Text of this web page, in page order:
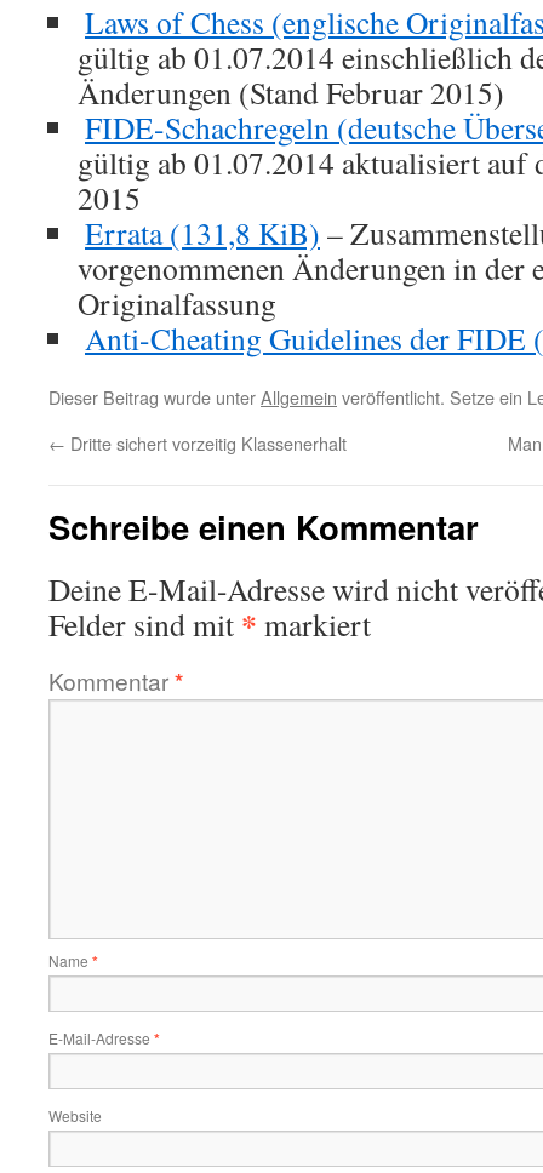
Laws of Chess (englische
gültig ab 01.07.2014 einschließlich
Änderungen (Stand Februar 2015)
FIDE-Schachregeln (deutsche
gültig ab 01.07.2014 aktualisiert auf
2015
Errata(131,8 KiB) –
vorgenommenen Änderungen in der
Originalfassung
Anti-Cheating Guidelines der FIDE
Dieser Beitrag wurde unterAllgemein veröffentlicht. Setze ein
← Dritte sichert vorzeitig Klassenerhalt
Schreibe einen Kommentar
Deine E-Mail-Adresse wird nicht
Felder sind mit * markiert
Kommentar*
Name *
E-Mail-Adresse *
Website